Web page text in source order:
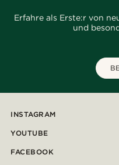
Erfahre als Erste:r von
und
INSTAGRAM
YOUTUBE
FACEBOOK